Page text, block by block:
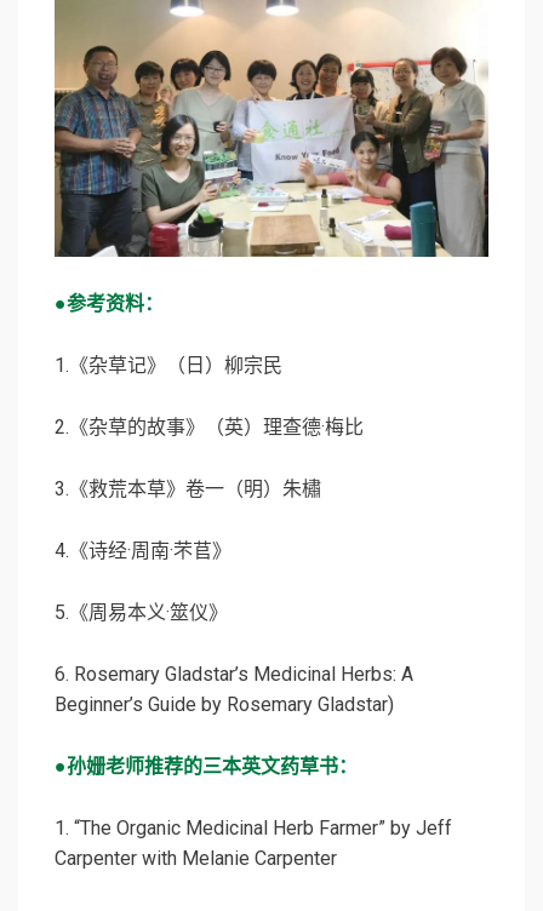
●参考资料：
1.《杂草记》（日）柳宗民
2.《杂草的故事》（英）理查德·梅比
3.《救荒本草》卷一（明）朱橚
4.《诗经·周南·芣苢》
5.《周易本义·筮仪》
6. Rosemary Gladstar’s Medicinal Herbs: A
Beginner’s Guide by Rosemary Gladstar)
●孙姗老师推荐的三本英文药草书：
1. “The Organic Medicinal Herb Farmer” by Jeff
Carpenter with Melanie Carpenter